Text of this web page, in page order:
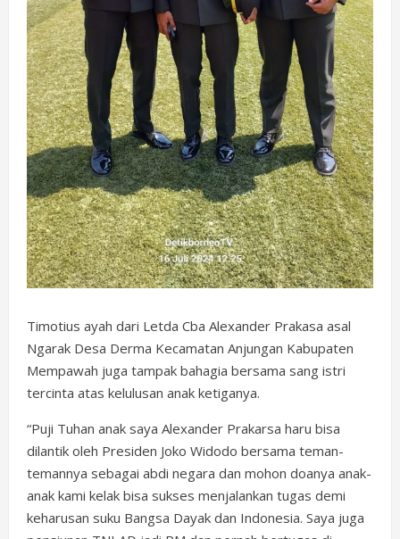
Timotius ayah dari Letda Cba Alexander Prakasa asal
Ngarak Desa Derma Kecamatan Anjungan Kabupaten
Mempawah juga tampak bahagia bersama sang istri
tercinta atas kelulusan anak ketiganya.
“Puji Tuhan anak saya Alexander Prakarsa haru bisa
dilantik oleh Presiden Joko Widodo bersama teman-
temannya sebagai abdi negara dan mohon doanya anak-
anak kami kelak bisa sukses menjalankan tugas demi
keharusan suku Bangsa Dayak dan Indonesia. Saya juga